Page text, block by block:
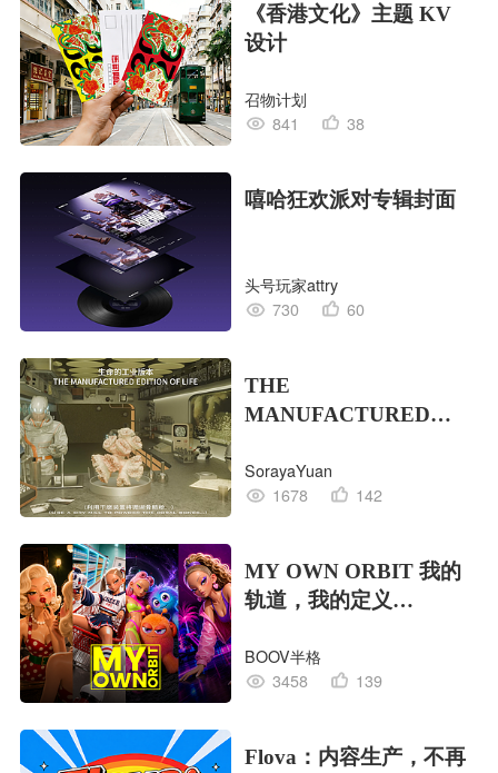
《香港文化》主题 KV
设计
召物计划
841
38
嘻哈狂欢派对专辑封面
头号玩家attry
730
60
THE
MANUFACTURED
的工业版本
SorayaYuan
1678
142
MY OWN ORBIT 我的
轨道，我的定义
对
BOOV半格
3458
139
Flova：内容生产，不再